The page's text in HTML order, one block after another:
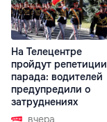
На Телецентре
пройдут репетиции
парада: водителей
предупредили о
затруднениях
вчера